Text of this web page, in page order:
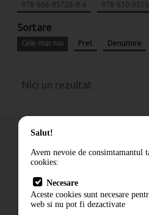
978-606-95726-9-6 978-630-
Sortare
Cele mai noi Pret Denumire
Nici un rezultat
Cum comand
Livrare
Contact
Salut!
Avem nevoie de consimtamantul
cookies:
Necesare
Aceste cookies sunt necesare
web si nu pot fi dezactivate